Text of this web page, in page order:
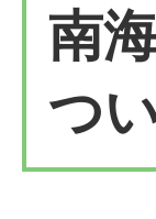
南
つ